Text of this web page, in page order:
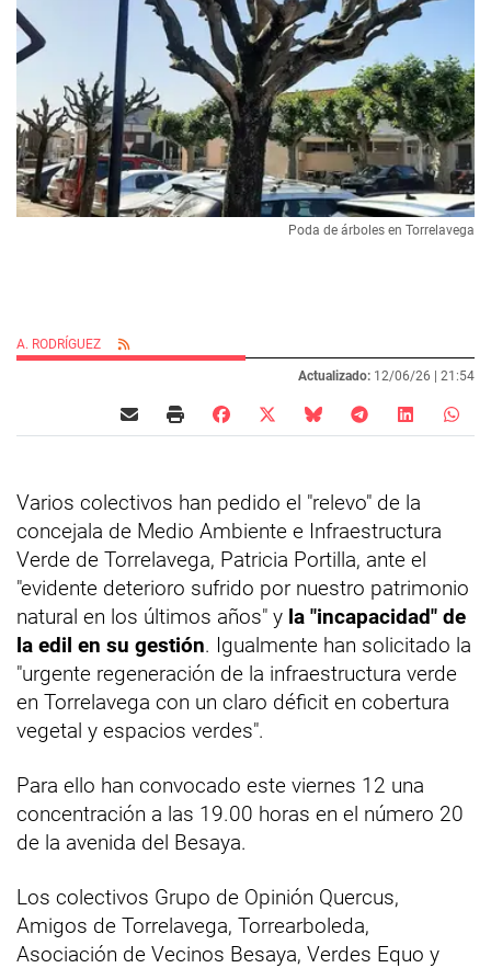
Poda de árboles en Torrelavega
A. RODRÍGUEZ
Actualizado: 12/06/26 | 21:54
Varios colectivos han pedido el "relevo" de la
concejala de Medio Ambiente e Infraestructura
Verde de Torrelavega, Patricia Portilla, ante el
"evidente deterioro sufrido por nuestro patrimonio
natural en los últimos años" y la "incapacidad" de
la edil en su gestión. Igualmente han solicitado la
"urgente regeneración de la infraestructura verde
en Torrelavega con un claro déficit en cobertura
vegetal y espacios verdes".
Para ello han convocado este viernes 12 una
concentración a las 19.00 horas en el número 20
de la avenida del Besaya.
Los colectivos Grupo de Opinión Quercus,
Amigos de Torrelavega, Torrearboleda,
Asociación de Vecinos Besaya, Verdes Equo y